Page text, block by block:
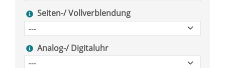
Seiten-/ Vollverblendung
Analog-/ Digitaluhr